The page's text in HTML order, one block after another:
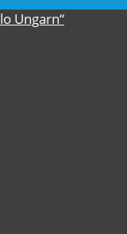
Ungarn“